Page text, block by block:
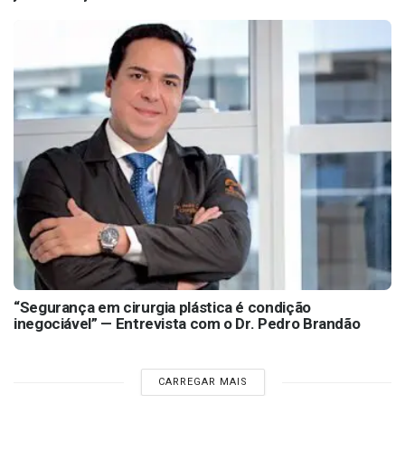
“Segurança em cirurgia plástica é condição
inegociável” — Entrevista com o Dr. Pedro Brandão
CARREGAR MAIS